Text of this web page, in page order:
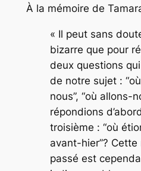
À la mémoire de
« Il peut sans
bizarre que pour
deux questions
de notre sujet :
nous”, “où allons-
répondions
troisième : “où
avant-hier”?
passé est